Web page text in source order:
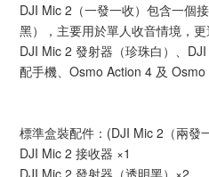
DJI Mic 2（一發一收）包含一個
黑），主要用於單人收音情境，更
DJI Mic 2 發射器（珍珠白）、
配手機、Osmo Action 4 及 Osmo
標準盒裝配件：(DJI Mic 2（兩發
DJI Mic 2 接收器 ×1
DJI Mic 2 發射器（透明黑）×2